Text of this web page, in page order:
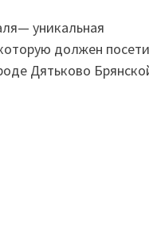
уникальная
должен
Дятьково